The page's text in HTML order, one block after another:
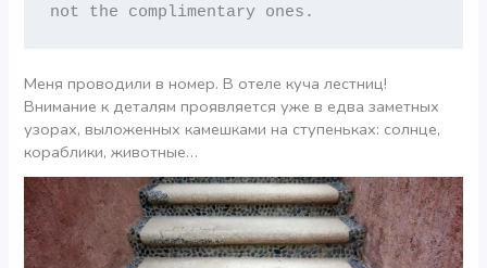
not the complimentary ones.
Меня проводили в номер. В отеле куча лестниц!
Внимание к деталям проявляется уже в едва заметных
узорах, выложенных камешками на ступеньках: солнце,
кораблики, животные…